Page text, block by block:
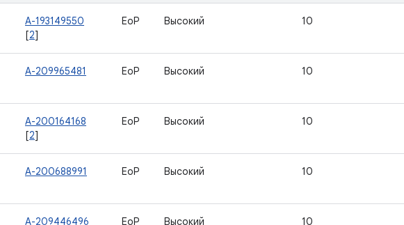
A-193149550
[2]
EoP Высокий 10
A-209965481 EoP Высокий 10
A-200164168
[2]
EoP Высокий 10
A-200688991 EoP Высокий 10
A-209446496 EoP Высокий 10